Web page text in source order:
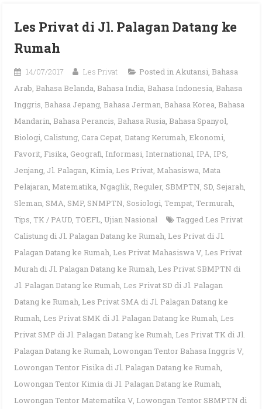
Les Privat di Jl. Palagan Datang ke
Rumah
14/07/2017 Les Privat Posted inAkutansi, Bahasa
Arab, Bahasa Belanda, Bahasa India, Bahasa Indonesia, Bahasa
Inggris, Bahasa Jepang, Bahasa Jerman, Bahasa Korea, Bahasa
Mandarin, Bahasa Perancis, Bahasa Rusia, Bahasa Spanyol,
Biologi, Calistung, Cara Cepat, Datang Kerumah, Ekonomi,
Favorit, Fisika, Geografi, Informasi, International, IPA, IPS,
Jenjang, Jl. Palagan, Kimia, Les Privat, Mahasiswa, Mata
Pelajaran, Matematika, Ngaglik, Reguler, SBMPTN, SD, Sejarah,
Sleman, SMA, SMP, SNMPTN, Sosiologi, Tempat, Termurah,
Tips, TK / PAUD, TOEFL, Ujian Nasional Tagged Les Privat
Calistung di Jl. Palagan Datang ke Rumah, Les Privat di Jl.
Palagan Datang ke Rumah, Les Privat Mahasiswa V, Les Privat
Murah di Jl. Palagan Datang ke Rumah, Les Privat SBMPTN di
Jl. Palagan Datang ke Rumah, Les Privat SD di Jl. Palagan
Datang ke Rumah, Les Privat SMA di Jl. Palagan Datang ke
Rumah, Les Privat SMK di Jl. Palagan Datang ke Rumah, Les
Privat SMP di Jl. Palagan Datang ke Rumah, Les Privat TK di Jl.
Palagan Datang ke Rumah, Lowongan Tentor Bahasa Inggris V,
Lowongan Tentor Fisika di Jl. Palagan Datang ke Rumah,
Lowongan Tentor Kimia di Jl. Palagan Datang ke Rumah,
Lowongan Tentor Matematika V, Lowongan Tentor SBMPTN di